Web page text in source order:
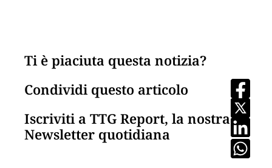
Ti è piaciuta questa notizia?
Condividi questo articolo
Iscriviti a TTG Report, la nostra
Newsletter quotidiana